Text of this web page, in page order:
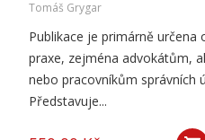
Tomáš Grygar
Publikace je primárně
praxe, zejména advokátům,
nebo pracovníkům správních
Představuje...